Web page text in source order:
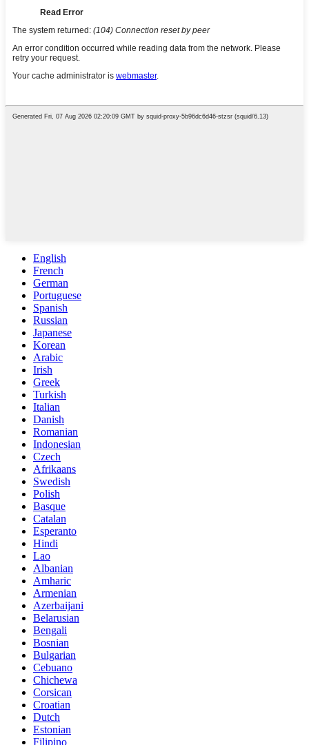
English
French
German
Portuguese
Spanish
Russian
Japanese
Korean
Arabic
Irish
Greek
Turkish
Italian
Danish
Romanian
Indonesian
Czech
Afrikaans
Swedish
Polish
Basque
Catalan
Esperanto
Hindi
Lao
Albanian
Amharic
Armenian
Azerbaijani
Belarusian
Bengali
Bosnian
Bulgarian
Cebuano
Chichewa
Corsican
Croatian
Dutch
Estonian
Filipino